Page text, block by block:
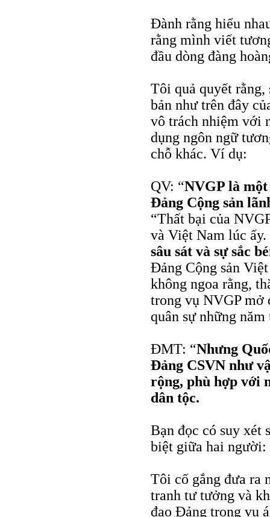
Đành rằng hiểu
rằng mình viết
đầu dòng đàng
Tôi quả quyết rằng,
bản như trên đây
vô trách nhiệm với
dụng ngôn ngữ
chỗ khác. Ví dụ:
QV: “NVGP là
Đảng Cộng sản
“Thất bại của
và Việt Nam lúc
sâu sát và sự sắc
Đảng Cộng sản
không ngoa rằng,
trong vụ NVGP mở
quân sự những năm
ĐMT: “Nhưng
Ðảng CSVN như
rộng, phù hợp với
dân tộc.
Bạn đọc có suy xét
biệt giữa hai người:
Tôi cố gắng đưa ra
tranh tư tưởng và
đạo Đảng trong vụ